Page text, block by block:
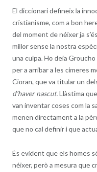
El diccionari defineix la
cristianisme, com a bon
del moment de néixer ja
millor sense la nostra
una culpa. Ho deia
per a arribar a les cimeres
Cioran, que va titular un
d’haver nascut.Llàstima
van inventar coses com la
menen directament a la
que no cal definir i que
És evident que els homes
néixer, però a mesura que